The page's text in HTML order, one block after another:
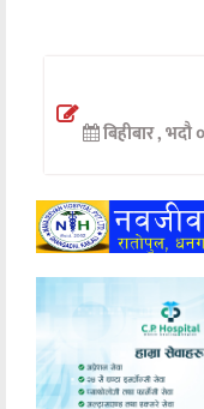
अन्तर्वार्ता
खेलकुद
मनोरञ्जन
अन्य
बिहीबार ,